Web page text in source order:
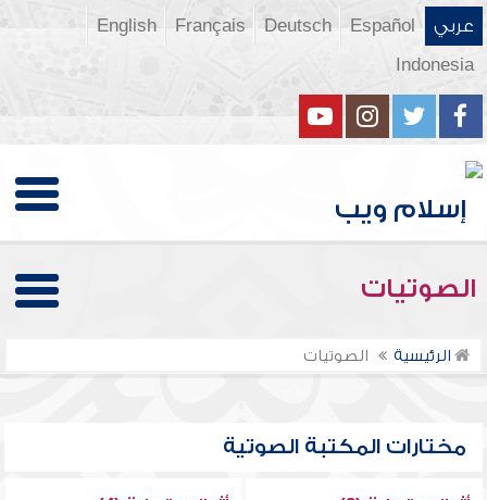
عربي Español
Deutsch
Français
English
Indonesia
الصوتيات
الرئيسية الصوتيات
مختارات المكتبة الصوتية